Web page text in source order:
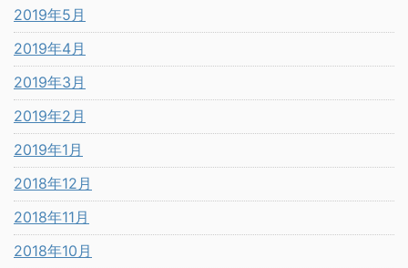
2019年5月
2019年4月
2019年3月
2019年2月
2019年1月
2018年12月
2018年11月
2018年10月